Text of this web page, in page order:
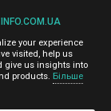
Google
про
. your experience
visited, help us
give us insights into
products. Більше